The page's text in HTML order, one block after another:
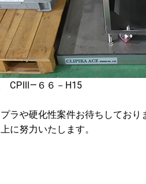
CPⅢ―６６－H15
ラや硬化性案件お待ちしており
に努力いたします。